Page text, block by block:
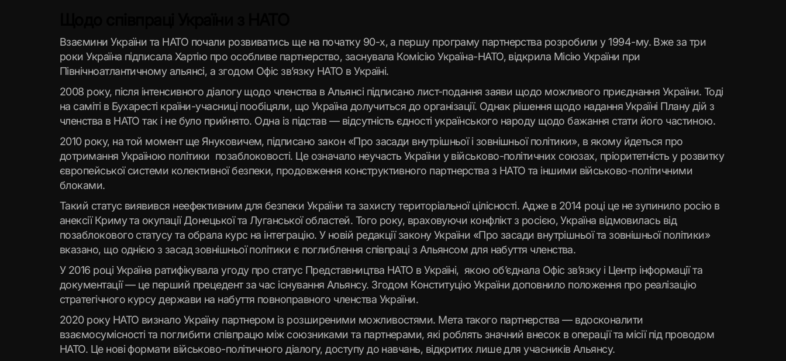
Взаємини України та НАТО почали розвиватись ще на початку 90-х, а першу програму партнерства розробили у 1994-му. Вже за три
роки Україна підписала Хартію про особливе партнерство, заснувала Комісію Україна-НАТО, відкрила Місію України при
Північноатлантичному альянсі, а згодом Офіс зв’язку НАТО в Україні.
2008 року, після інтенсивного діалогу щодо членства в Альянсі підписано лист-подання заяви щодо можливого приєднання України. Тоді
на саміті в Бухаресті країни-учасниці пообіцяли, що Україна долучиться до організації. Однак рішення щодо надання Україні Плану дій з
членства в НАТО так і не було прийнято. Одна із підстав — відсутність єдності українського народу щодо бажання стати його частиною.
2010 року, на той момент ще Януковичем, підписано закон «Про засади внутрішньої і зовнішньої політики», в якому йдеться про
дотримання Україною політики позаблоковості. Це означало неучасть України у військово-політичних союзах, пріоритетність у розвитку
європейської системи колективної безпеки, продовження конструктивного партнерства з НАТО та іншими військово-політичними
блоками.
Такий статус виявився неефективним для безпеки України та захисту територіальної цілісності. Адже в 2014 році це не зупинило росію в
анексії Криму та окупації Донецької та Луганської областей. Того року, враховуючи конфлікт з росією, Україна відмовилась від
позаблокового статусу та обрала курс на інтеграцію. У новій редакції закону України «Про засади внутрішньої та зовнішньої політики»
вказано, що однією з засад зовнішньої політики є поглиблення співпраці з Альянсом для набуття членства.
У 2016 році Україна ратифікувала угоду про статус Представництва НАТО в Україні, якою об’єднала Офіс зв’язку і Центр інформації та
документації — це перший прецедент за час існування Альянсу. Згодом Конституцію України доповнило положення про реалізацію
стратегічного курсу держави на набуття повноправного членства України.
2020 року НАТО визнало Україну партнером із розширеними можливостями. Мета такого партнерства — вдосконалити
взаємосумісності та поглибити співпрацю між союзниками та партнерами, які роблять значний внесок в операції та місії під проводом
НАТО. Це нові формати військово-політичного діалогу, доступу до навчань, відкритих лише для учасників Альянсу.